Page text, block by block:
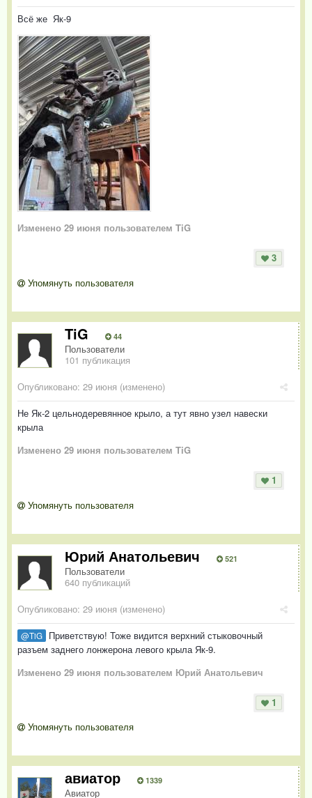
Всё же Як-9
Изменено 29 июня пользователем TiG
3
Упомянуть пользователя
TiG 44
Пользователи
101 публикация
Опубликовано: 29 июня (изменено)
Не Як-2 цельнодеревянное крыло, а тут явно узел навески
крыла
Изменено 29 июня пользователем TiG
1
Упомянуть пользователя
Юрий Анатольевич 521
Пользователи
640 публикаций
Опубликовано: 29 июня (изменено)
@TiG
Приветствую! Тоже видится верхний стыковочный
разъем заднего лонжерона левого крыла Як-9.
Изменено 29 июня пользователем Юрий Анатольевич
1
Упомянуть пользователя
авиатор 1339
Авиатор